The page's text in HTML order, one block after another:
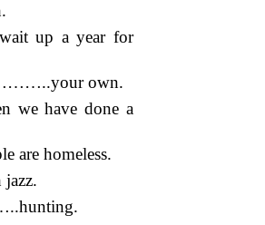
up a year for
own.
have done a
homeless.